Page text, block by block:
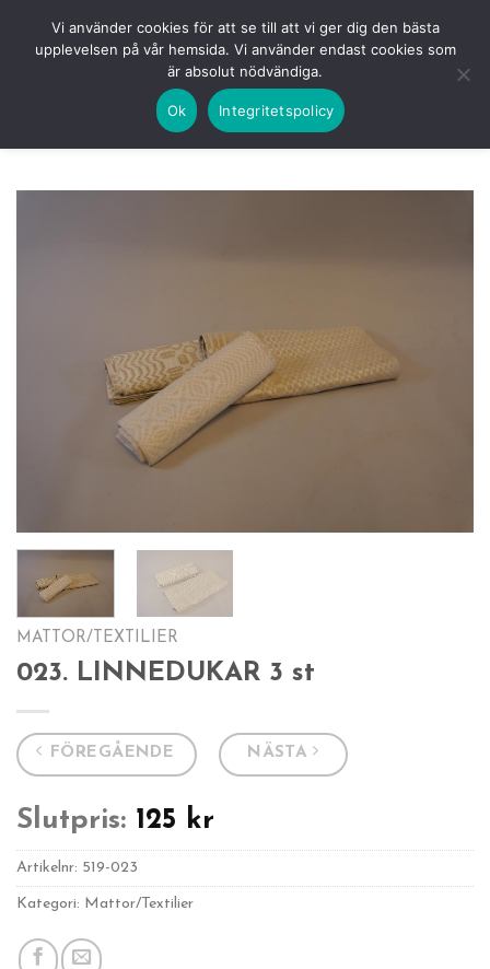
KOMMANDE LOGGA IN
MATTOR/TEXTILIER
023. LINNEDUKAR 3 st
FÖREGÅENDE NÄSTA
Slutpris: 125 kr
Artikelnr: 519-023
Kategori: Mattor/Textilier
Vi använder cookies för att se till att vi ger dig den bästa
upplevelsen på vår hemsida. Vi använder endast cookies som
är absolut nödvändiga.
Ok Integritetspolicy